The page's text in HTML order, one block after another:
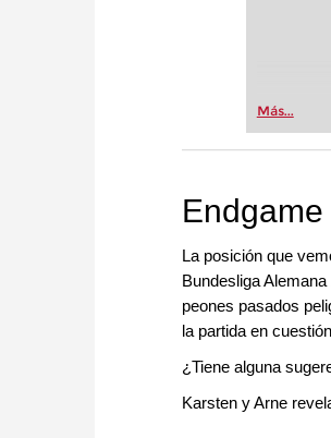
Más...
La posición que
Bundesliga
peones pasados
la partida en
¿Tiene alguna
Karsten y Arne